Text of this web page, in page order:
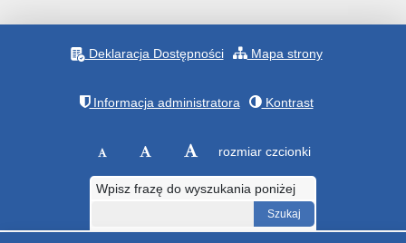
Deklaracja Dostępności Mapa strony
Informacja administratora Kontrast
rozmiar czcionki
Wpisz frazę do wyszukania poniżej